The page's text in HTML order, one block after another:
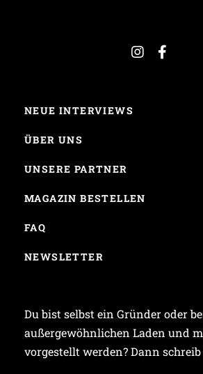
NEUE INTERVIEWS
ÜBER UNS
UNSERE PARTNER
MAGAZIN BESTELLEN
FAQ
NEWSLETTER
Du bist selbst ein Gründer oder
außergewöhnlichen Laden und
vorgestellt werden? Dann